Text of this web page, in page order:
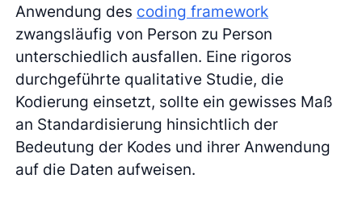
Anwendung des coding framework
zwangsläufig von Person zu Person
unterschiedlich ausfallen. Eine rigoros
durchgeführte qualitative Studie, die
Kodierung einsetzt, sollte ein gewisses Maß
an Standardisierung hinsichtlich der
Bedeutung der Kodes und ihrer Anwendung
auf die Daten aufweisen.